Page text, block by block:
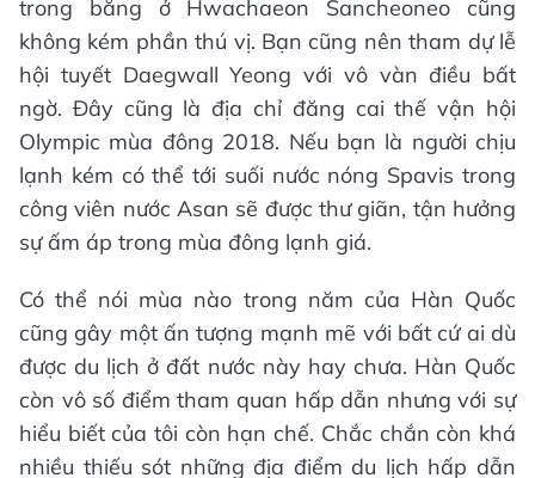
trong băng ở Hwachaeon Sancheoneo cũng
không kém phần thú vị. Bạn cũng nên tham dự lễ
hội tuyết Daegwall Yeong với vô vàn điều bất
ngờ. Đây cũng là địa chỉ đăng cai thế vận hội
Olympic mùa đông 2018. Nếu bạn là người chịu
lạnh kém có thể tới suối nước nóng Spavis trong
công viên nước Asan sẽ được thư giãn, tận hưởng
sự ấm áp trong mùa đông lạnh giá.
Có thể nói mùa nào trong năm của Hàn Quốc
cũng gây một ấn tượng mạnh mẽ với bất cứ ai dù
được du lịch ở đất nước này hay chưa. Hàn Quốc
còn vô số điểm tham quan hấp dẫn nhưng với sự
hiểu biết của tôi còn hạn chế. Chắc chắn còn khá
nhiều thiếu sót những địa điểm du lịch hấp dẫn